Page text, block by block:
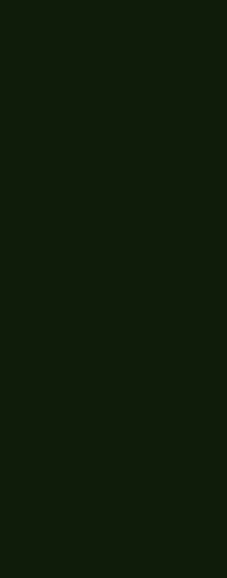
en su sitio web siempre que
Este sitio web puede utilizar
ordenador de quien accede a la
consideradas imprescindibles
utilizadas tienen, en todo caso,
navegación, y desaparecen al
por sí mismas datos de carácter
Mediante el uso de cookies
navegador utilizado por el
por ejemplo, el acceso de los
promociones o concursos
También se pueden utilizar para
número de entradas, etc.,
para el usuario. Este sitio web
El usuario tiene la posibilidad
para impedir su instalación en
Desde el sitio web, es posible
RESPONSABLE no puede
respectivos sitios web, no
caso, procederá a la retirada
nacional o internacional, la
redirección a dicho sitio web,